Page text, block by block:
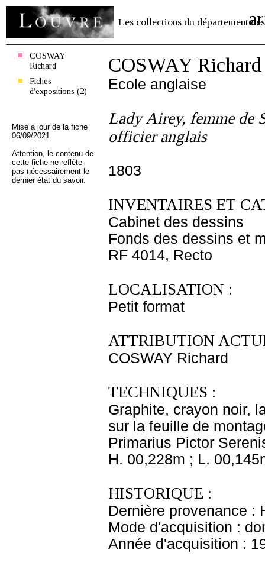
Les collections du département des
COSWAY
Richard
Fiches
d'expositions (2)
Mise à jour de la fiche
06/09/2021
Attention, le contenu de
cette fiche ne reflète
pas nécessairement le
dernier état du savoir.
COSWAY Richard
Ecole anglaise
Lady Airey, femme de
officier anglais
1803
INVENTAIRES ET
Cabinet des dessins
Fonds des dessins et
RF 4014, Recto
LOCALISATION :
Petit format
ATTRIBUTION
COSWAY Richard
TECHNIQUES :
Graphite, crayon noir,
sur la feuille de
Primarius Pictor
H. 00,228m ; L.
HISTORIQUE :
Dernière provenance :
Mode d'acquisition :
Année d'acquisition :